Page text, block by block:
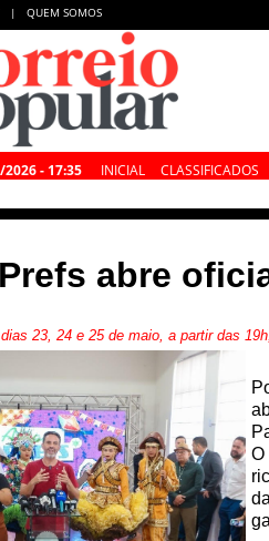
| QUEM SOMOS
- 17:35 INICIAL CLASSIFICADOS
abre
23, 24 e 25 de maio, a partir das
O